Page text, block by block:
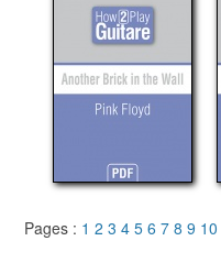
Pages : 1 2 3 4 5 6 7 8 9 10